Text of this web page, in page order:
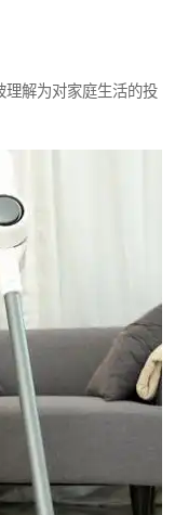
理解为对家庭生活的投